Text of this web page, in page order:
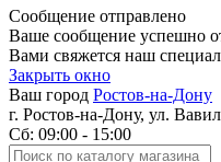
Сообщение отправлено
Ваше сообщение успешно
Вами свяжется наш
Закрыть окно
Ваш город Ростов-на-Дону
г. Ростов-на-Дону, ул.
Сб: 09:00 - 15:00